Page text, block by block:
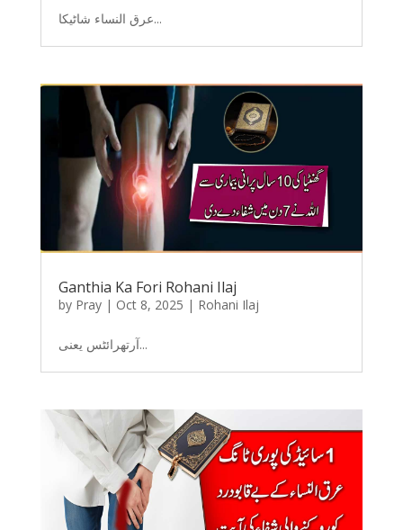
عرق النساء شاٹیکا...
Ganthia Ka Fori Rohani Ilaj
by Pray| Oct 8, 2025 | Rohani Ilaj
آرتھرائٹس یعنی...